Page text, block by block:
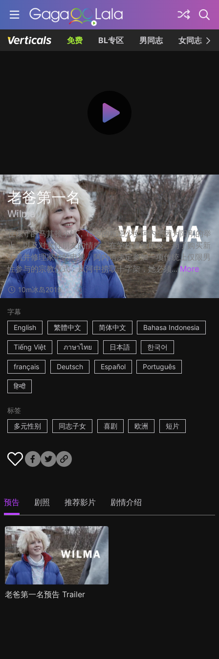
免费 BL专区 男同志 女同志
老爸第一名
Wilma
在保守的马其顿小镇，18岁的叛逆少女阿内塔因为阳刚的举
止，以及对女性朋友的情感，在学校遭受欺凌。为了购买新
手机并修理家中的电视，阿内塔决定参加一项传统上仅限男
性参与的宗教仪式：从河中捞取十字架，她必须... More
10m冰岛2019
字幕
English
繁體中文 简体中文 Bahasa Indonesia
Tiếng Việt ภาษาไทย 日本語 한국어
français Deutsch Español Português
हिन्दी
标签
多元性别
同志子女 喜剧 欧洲 短片
预告 剧照 推荐影片 剧情介绍
老爸第一名预告 Trailer